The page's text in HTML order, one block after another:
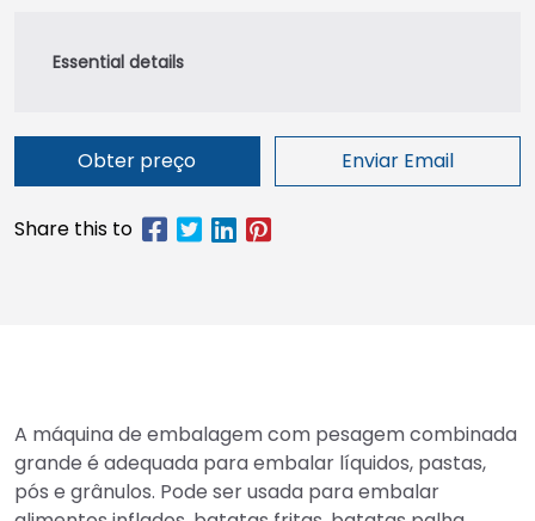
Obter preço Enviar Email
A máquina de embalagem com pesagem combinada
grande é adequada para embalar líquidos, pastas,
pós e grânulos. Pode ser usada para embalar